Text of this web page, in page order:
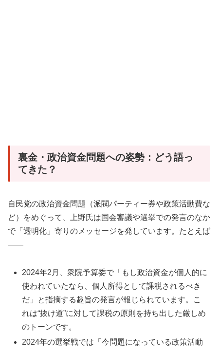
裏金・政治資金問題への姿勢：どう語っ
てきた？
自民党の政治資金問題（派閥パーティー券や政策活動費な
ど）をめぐって、上野氏は国会審議や選挙での発言のなか
で「透明化」寄りのメッセージを発しています。たとえば
――
2024年2月、衆院予算委で「もし政治資金が個人的に
使われていたなら、個人所得として課税されるべき
だ」と指摘する趣旨の発言が報じられています。こ
れは“抜け道”に対して課税の原則を持ち出した厳しめ
のトーンです。
2024年の選挙戦では「今問題になっている政策活動